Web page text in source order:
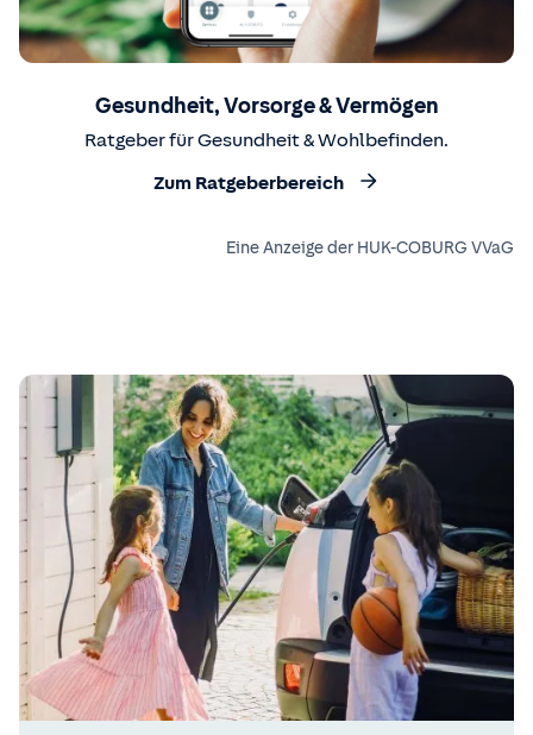
Gesundheit, Vorsorge & Vermögen
Ratgeber für Gesundheit & Wohlbefinden.
Zum Ratgeberbereich
Eine Anzeige der HUK-COBURG VVaG